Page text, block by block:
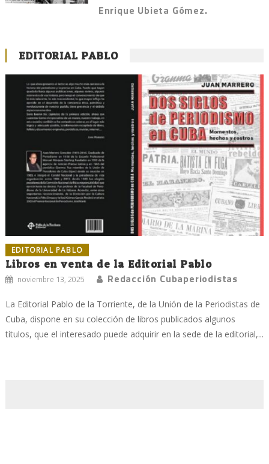
Enrique Ubieta Gómez.
EDITORIAL PABLO
EDITORIAL PABLO
Libros en venta de la Editorial Pablo
noviembre 13, 2025 Redacción Cubaperiodistas
La Editorial Pablo de la Torriente, de la Unión de la Periodistas de
Cuba, dispone en su colección de libros publicados algunos
títulos, que el interesado puede adquirir en la sede de la editorial,...